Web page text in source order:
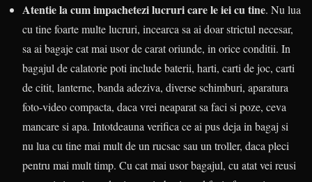
Atentie la cum impachetezi lucruri care le iei cu tine. Nu lua
cu tine foarte multe lucruri, incearca sa ai doar strictul necesar,
sa ai bagaje cat mai usor de carat oriunde, in orice conditii. In
bagajul de calatorie poti include baterii, harti, carti de joc, carti
de citit, lanterne, banda adeziva, diverse schimburi, aparatura
foto-video compacta, daca vrei neaparat sa faci si poze, ceva
mancare si apa. Intotdeauna verifica ce ai pus deja in bagaj si
nu lua cu tine mai mult de un rucsac sau un troller, daca pleci
pentru mai mult timp. Cu cat mai usor bagajul, cu atat vei reusi